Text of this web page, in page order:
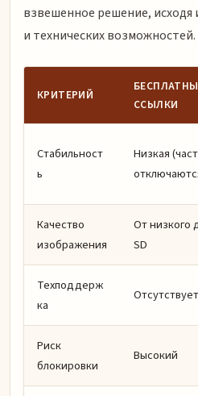
взвешенное решение,
и технических возможностей.
КРИТЕРИЙ
ССЫЛКИ
Стабильност
ь
Низкая
Качество
изображения
От низкого
SD
Техподдерж
ка
Отсутствует
Риск
блокировки
Высокий